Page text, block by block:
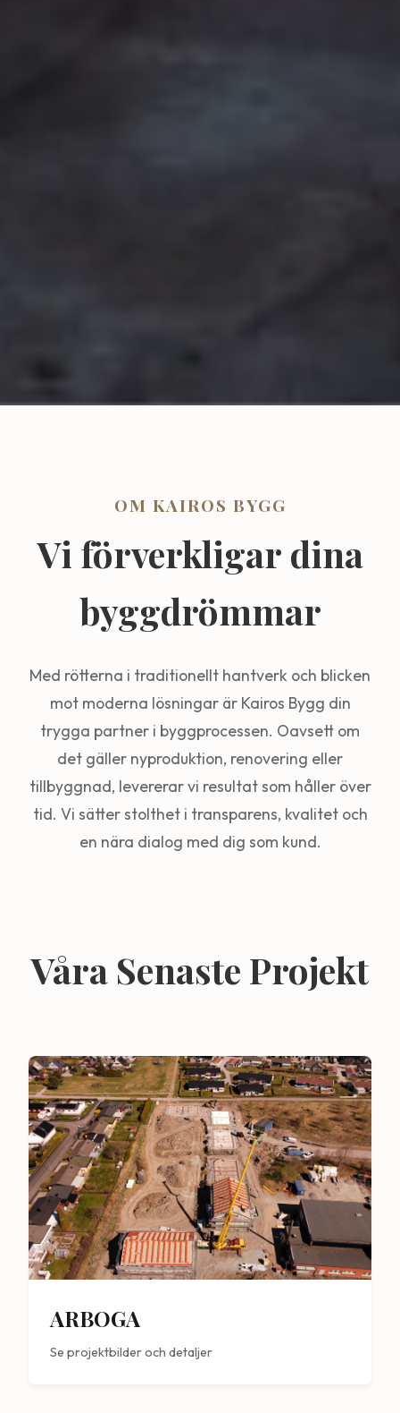
OM KAIROS BYGG
Vi förverkligar dina
byggdrömmar
Med rötterna i traditionellt hantverk och blicken
mot moderna lösningar är Kairos Bygg din
trygga partner i byggprocessen. Oavsett om
det gäller nyproduktion, renovering eller
tillbyggnad, levererar vi resultat som håller över
tid. Vi sätter stolthet i transparens, kvalitet och
en nära dialog med dig som kund.
Våra Senaste Projekt
ARBOGA
Se projektbilder och detaljer